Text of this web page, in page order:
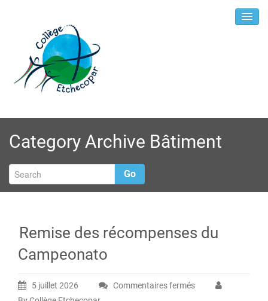
Category Archive Bâtiment
Go
Remise des récompenses du
Campeonato
5 juillet 2026 Commentaires ferméssur